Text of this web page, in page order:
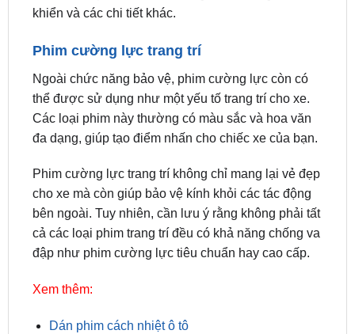
Phim cường lực trang trí
thể được sử dụng như một yếu tố trang trí cho xe.
Các loại phim này thường có màu sắc và hoa văn
đa dạng, giúp tạo điểm nhấn cho chiếc xe của bạn.
Phim cường lực trang trí không chỉ mang lại vẻ đẹp
bên ngoài. Tuy nhiên, cần lưu ý rằng không phải tất
cả các loại phim trang trí đều có khả năng chống va
đập như phim cường lực tiêu chuẩn hay cao cấp.
Xem thêm:
Dán phim cách nhiệt ô tô